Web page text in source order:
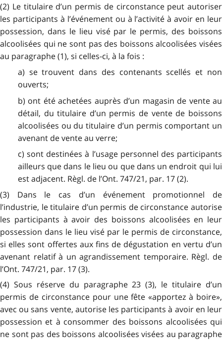
(2) Le titulaire d’un permis de circonstance peut autoriser
les participants à l’événement ou à l’activité à avoir en leur
possession, dans le lieu visé par le permis, des boissons
alcoolisées qui ne sont pas des boissons alcoolisées visées
au paragraphe (1), si celles-ci, à la fois :
a) se trouvent dans des contenants scellés et non
ouverts;
b) ont été achetées auprès d’un magasin de vente au
détail, du titulaire d’un permis de vente de boissons
alcoolisées ou du titulaire d’un permis comportant un
avenant de vente au verre;
c) sont destinées à l’usage personnel des participants
ailleurs que dans le lieu ou que dans un endroit qui lui
est adjacent. Règl. de l’Ont. 747/21, par. 17 (2).
(3) Dans le cas d’un événement promotionnel de
l’industrie, le titulaire d’un permis de circonstance autorise
les participants à avoir des boissons alcoolisées en leur
possession dans le lieu visé par le permis de circonstance,
si elles sont offertes aux fins de dégustation en vertu d’un
avenant relatif à un agrandissement temporaire. Règl. de
l’Ont. 747/21, par. 17 (3).
(4) Sous réserve du paragraphe 23 (3), le titulaire d’un
permis de circonstance pour une fête «apportez à boire»,
avec ou sans vente, autorise les participants à avoir en leur
possession et à consommer des boissons alcoolisées qui
ne sont pas des boissons alcoolisées visées au paragraphe